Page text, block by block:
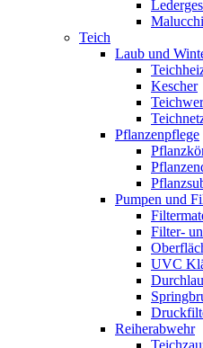
Teich
Laub und
Kescher
Pflanzenpflege
Pumpen und
Filter-
UVC
Reiherabwehr